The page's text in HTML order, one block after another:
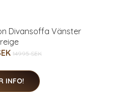
Divansoffa Vänster
14995 SEK
INFO!